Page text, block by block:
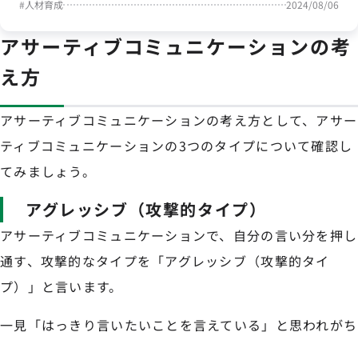
#人材育成 2024/08/06
アサーティブコミュニケーションの考
え方
アサーティブコミュニケーションの考え方として、アサー
ティブコミュニケーションの3つのタイプについて確認し
てみましょう。
アグレッシブ（攻撃的タイプ）
アサーティブコミュニケーションで、自分の言い分を押し
通す、攻撃的なタイプを「アグレッシブ（攻撃的タイ
プ）」と言います。
一見「はっきり言いたいことを言えている」と思われがち